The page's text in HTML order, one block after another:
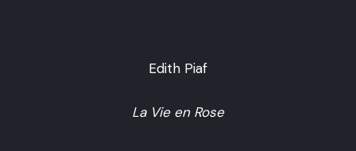
Edith Piaf
La Vie en Rose